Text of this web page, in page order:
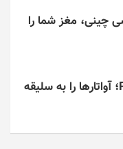
چینی، مغز شما را
بازی/ Pastel Friends؛ آواتارها را به سلیقه